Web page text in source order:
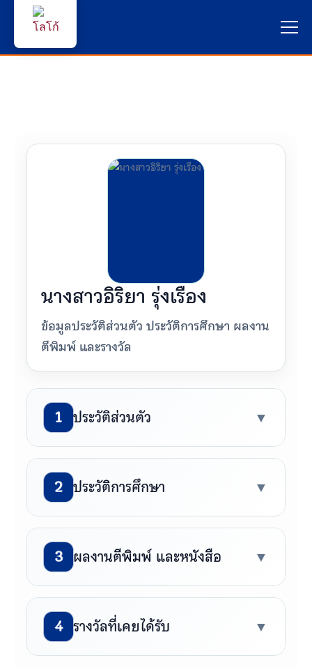
บริการนักศึกษา
นางสาวอิริยา รุ่งเรือง
ข้อมูลประวัติส่วนตัว ประวัติการศึกษา ผลงาน
ตีพิมพ์ และรางวัล
1 ประวัติส่วนตัว ▼
ชื่อ
อิริยา
นามสกุล
รุ่งเรือง
ตำแหน่ง
นักวิทยาศาสตร์การกีฬา โรงเรียน
2 ประวัติการศึกษา ▼
🎓 ปริญญาตรี
ศิลปศาสตรบัณฑิต (การออกกำลังกาย
และการกีฬา) เกียรตินิยมอันดับ 2
มหาวิทยาลัยมหิดล ประเทศไทย
🎓 ปริญญาโท
3 ผลงานตีพิมพ์ และหนังสือ ▼
4 รางวัลที่เคยได้รับ ▼